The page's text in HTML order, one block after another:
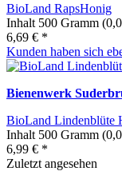
BioLand RapsHonig
Inhalt 500 Gramm
6,69 € *
Kunden haben sich
Bienenwerk
BioLand Lindenblüte
Inhalt 500 Gramm
6,99 € *
Zuletzt angesehen